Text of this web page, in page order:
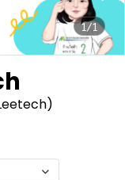
1/1